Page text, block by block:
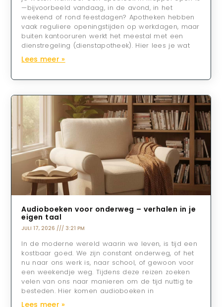
—bijvoorbeeld vandaag, in de avond, in het
weekend of rond feestdagen? Apotheken hebben
vaak reguliere openingstijden op werkdagen, maar
buiten kantooruren werkt het meestal met een
dienstregeling (dienstapotheek). Hier lees je wat
Lees meer »
Audioboeken voor onderweg – verhalen in je
eigen taal
JULI 17, 2026 3:21 PM
In de moderne wereld waarin we leven, is tijd een
kostbaar goed. We zijn constant onderweg, of het
nu naar ons werk is, naar school, of gewoon voor
een weekendje weg. Tijdens deze reizen zoeken
velen van ons naar manieren om de tijd nuttig te
besteden. Hier komen audioboeken in
Lees meer »